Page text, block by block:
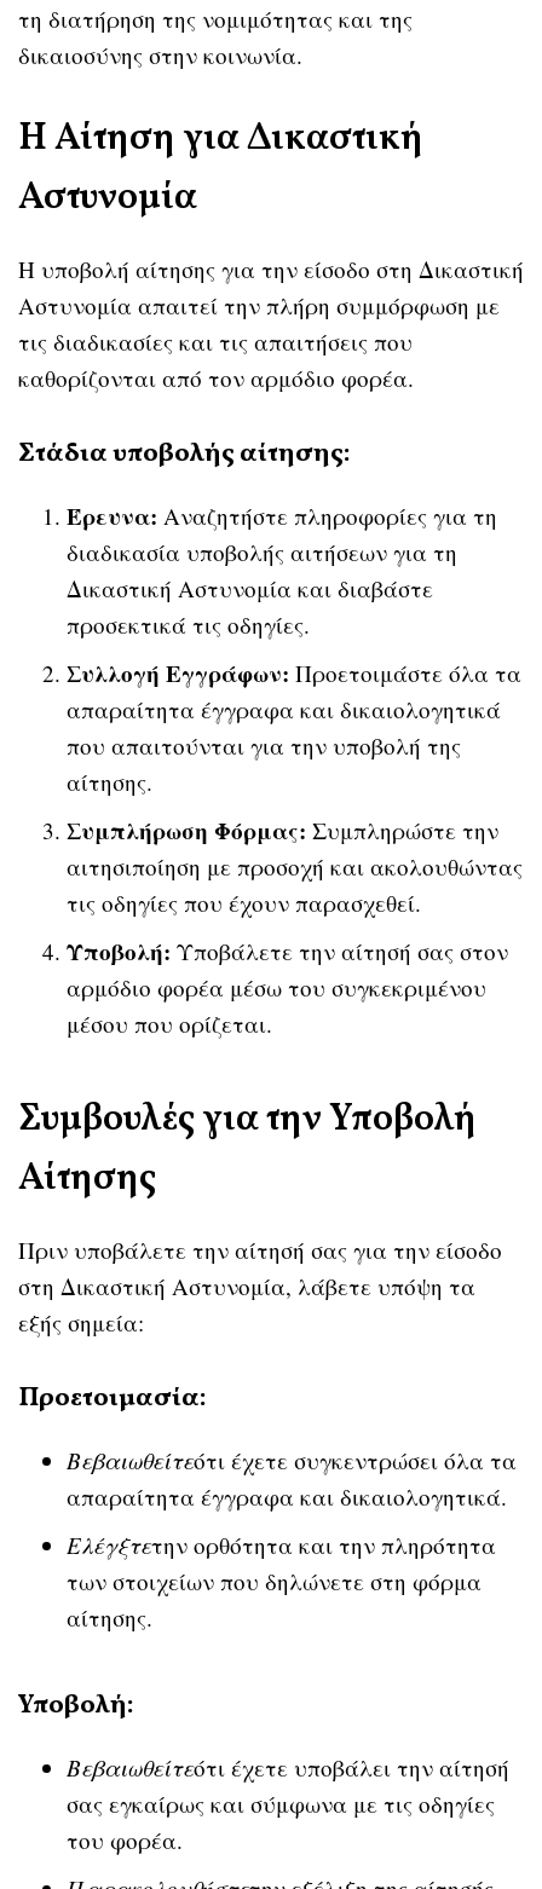
τη διατήρηση της νομιμότητας και της
δικαιοσύνης στην κοινωνία.
Η Αίτηση για Δικαστική
Αστυνομία
Η υποβολή αίτησης για την είσοδο στη Δικαστική
Αστυνομία απαιτεί την πλήρη συμμόρφωση με
τις διαδικασίες και τις απαιτήσεις που
καθορίζονται από τον αρμόδιο φορέα.
Στάδια υποβολής αίτησης:
Έρευνα: Αναζητήστε πληροφορίες για τη
διαδικασία υποβολής αιτήσεων για τη
Δικαστική Αστυνομία και διαβάστε
προσεκτικά τις οδηγίες.
Συλλογή Εγγράφων: Προετοιμάστε όλα τα
απαραίτητα έγγραφα και δικαιολογητικά
που απαιτούνται για την υποβολή της
αίτησης.
Συμπλήρωση Φόρμας: Συμπληρώστε την
αιτησιποίηση με προσοχή και ακολουθώντας
τις οδηγίες που έχουν παρασχεθεί.
Υποβολή: Υποβάλετε την αίτησή σας στον
αρμόδιο φορέα μέσω του συγκεκριμένου
μέσου που ορίζεται.
Συμβουλές για την Υποβολή
Αίτησης
Πριν υποβάλετε την αίτησή σας για την είσοδο
στη Δικαστική Αστυνομία, λάβετε υπόψη τα
εξής σημεία:
Προετοιμασία:
Βεβαιωθείτεότι έχετε συγκεντρώσει όλα τα
απαραίτητα έγγραφα και δικαιολογητικά.
Ελέγξτετην ορθότητα και την πληρότητα
των στοιχείων που δηλώνετε στη φόρμα
αίτησης.
Υποβολή:
Βεβαιωθείτεότι έχετε υποβάλει την αίτησή
σας εγκαίρως και σύμφωνα με τις οδηγίες
του φορέα.